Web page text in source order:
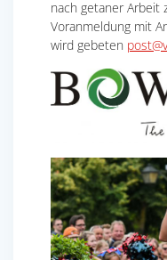
nach getaner Arbeit
Voranmeldung mit
wird gebeten